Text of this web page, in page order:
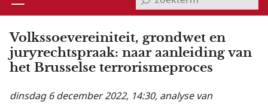
Volkssoevereiniteit, grondwet en
juryrechtspraak: naar aanleiding van
het Brusselse terrorismeproces
dinsdag 6 december 2022, 14:30, analyse van